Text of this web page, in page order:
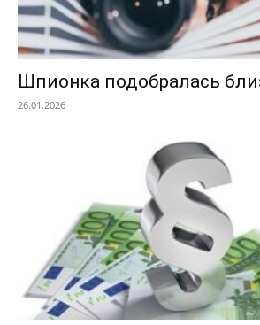
Шпионка подобралась
26.01.2026